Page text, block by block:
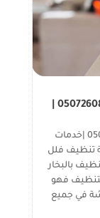
شركة تنظيف في راس الخيمة |0507260833 |خدمات
تنظيف فلل
بالبخار
فهو
في جميع